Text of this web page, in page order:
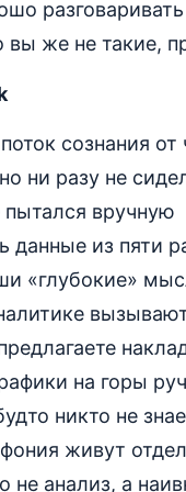
же не такие,
сознания от
ни разу не
пытался вручную
данные из пяти
«глубокие»
на горы
никто не
живут
не анализ, а